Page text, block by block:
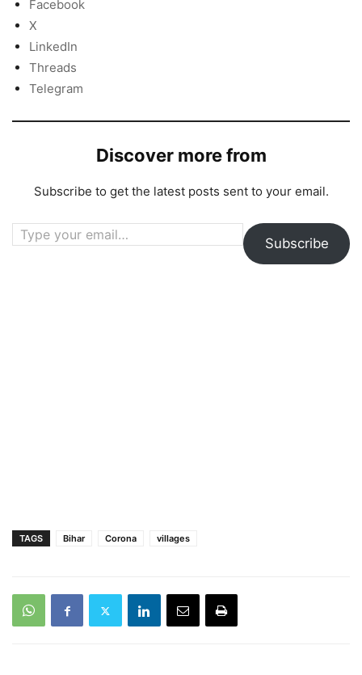
Facebook
X
LinkedIn
Threads
Telegram
Discover more from
Subscribe to get the latest posts sent to your email.
Type your email…
Subscribe
TAGS Bihar Corona villages